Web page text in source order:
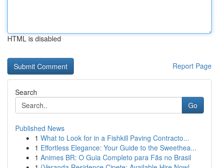
HTML is disabled
Report Page
Search
Go
Published News
1 What to Look for in a Fishkill Paving Contracto...
1 Effortless Elegance: Your Guide to the Sweethea...
1 Animes BR: O Guia Completo para Fãs no Brasil